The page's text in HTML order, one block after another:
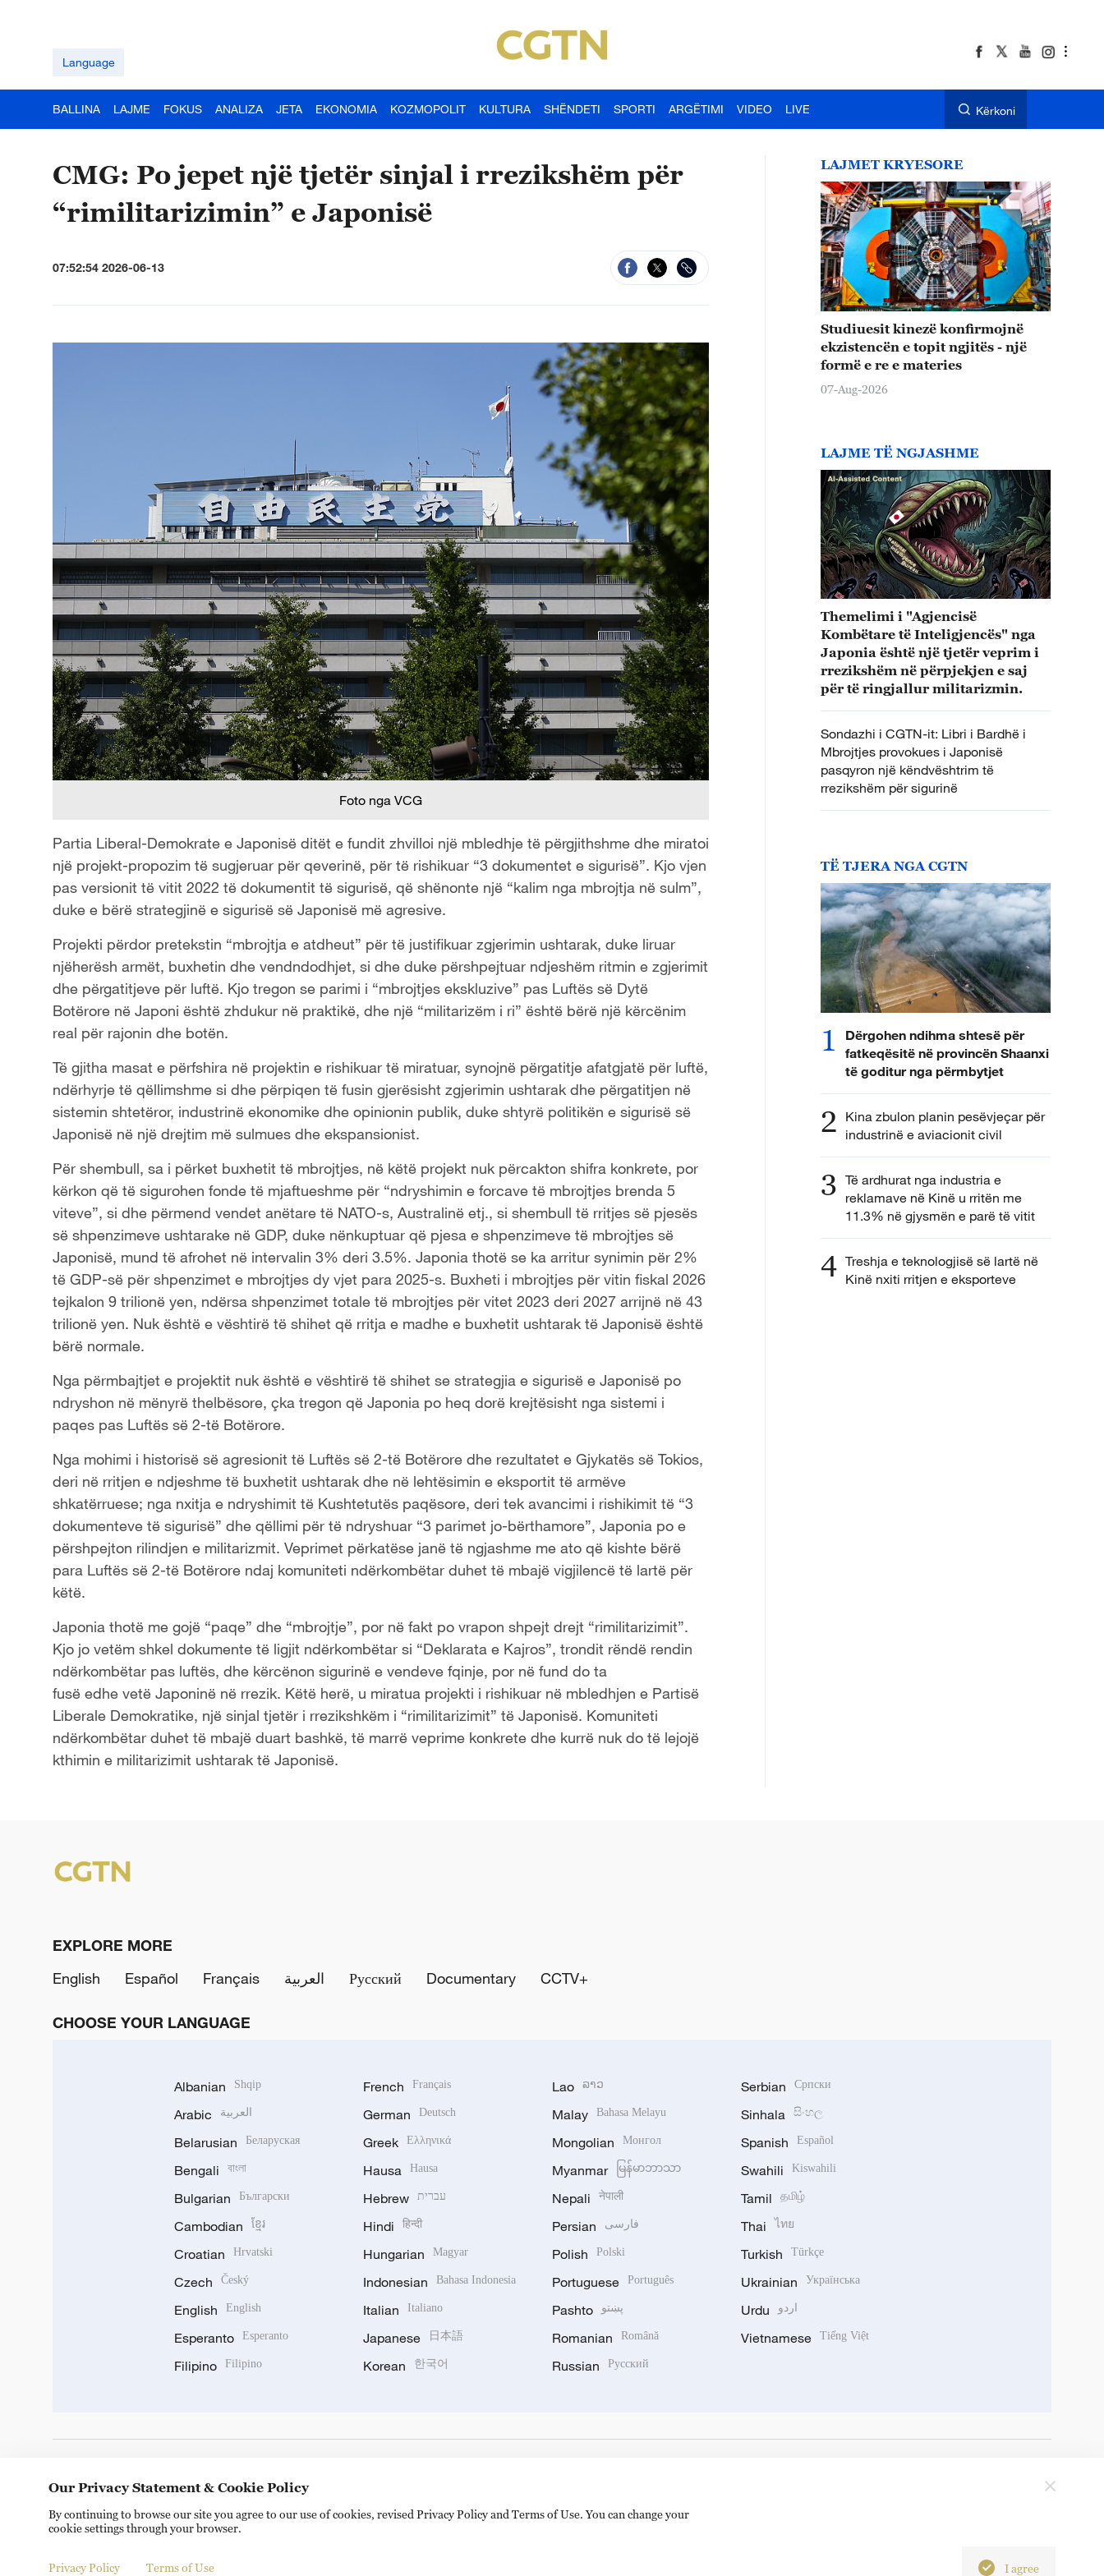
Language
BALLINA LAJME FOKUS ANALIZA JETA EKONOMIA KOZMOPOLIT KULTURA SHËNDETI SPORTI ARGËTIMI VIDEO LIVE Kërkoni
CMG: Po jepet një tjetër sinjal i rrezikshëm për
“rimilitarizimin” e Japonisë
07:52:54 2026-06-13
Foto nga VCG
Partia Liberal-Demokrate e Japonisë ditët e fundit zhvilloi një mbledhje të përgjithshme dhe miratoi
një projekt-propozim të sugjeruar për qeverinë, për të rishikuar “3 dokumentet e sigurisë”. Kjo vjen
pas versionit të vitit 2022 të dokumentit të sigurisë, që shënonte një “kalim nga mbrojtja në sulm”,
duke e bërë strategjinë e sigurisë së Japonisë më agresive.
Projekti përdor pretekstin “mbrojtja e atdheut” për të justifikuar zgjerimin ushtarak, duke liruar
njëherësh armët, buxhetin dhe vendndodhjet, si dhe duke përshpejtuar ndjeshëm ritmin e zgjerimit
dhe përgatitjeve për luftë. Kjo tregon se parimi i “mbrojtjes ekskluzive” pas Luftës së Dytë
Botërore në Japoni është zhdukur në praktikë, dhe një “militarizëm i ri” është bërë një kërcënim
real për rajonin dhe botën.
Të gjitha masat e përfshira në projektin e rishikuar të miratuar, synojnë përgatitje afatgjatë për luftë,
ndërhyrje të qëllimshme si dhe përpiqen të fusin gjerësisht zgjerimin ushtarak dhe përgatitjen në
sistemin shtetëror, industrinë ekonomike dhe opinionin publik, duke shtyrë politikën e sigurisë së
Japonisë në një drejtim më sulmues dhe ekspansionist.
Për shembull, sa i përket buxhetit të mbrojtjes, në këtë projekt nuk përcakton shifra konkrete, por
kërkon që të sigurohen fonde të mjaftueshme për “ndryshimin e forcave të mbrojtjes brenda 5
viteve”, si dhe përmend vendet anëtare të NATO-s, Australinë etj., si shembull të rritjes së pjesës
së shpenzimeve ushtarake në GDP, duke nënkuptuar që pjesa e shpenzimeve të mbrojtjes së
Japonisë, mund të afrohet në intervalin 3% deri 3.5%. Japonia thotë se ka arritur synimin për 2%
të GDP-së për shpenzimet e mbrojtjes dy vjet para 2025-s. Buxheti i mbrojtjes për vitin fiskal 2026
tejkalon 9 trilionë yen, ndërsa shpenzimet totale të mbrojtjes për vitet 2023 deri 2027 arrijnë në 43
trilionë yen. Nuk është e vështirë të shihet që rritja e madhe e buxhetit ushtarak të Japonisë është
bërë normale.
Nga përmbajtjet e projektit nuk është e vështirë të shihet se strategjia e sigurisë e Japonisë po
ndryshon në mënyrë thelbësore, çka tregon që Japonia po heq dorë krejtësisht nga sistemi i
paqes pas Luftës së 2-të Botërore.
Nga mohimi i historisë së agresionit të Luftës së 2-të Botërore dhe rezultatet e Gjykatës së Tokios,
deri në rritjen e ndjeshme të buxhetit ushtarak dhe në lehtësimin e eksportit të armëve
shkatërruese; nga nxitja e ndryshimit të Kushtetutës paqësore, deri tek avancimi i rishikimit të “3
dokumenteve të sigurisë” dhe qëllimi për të ndryshuar “3 parimet jo-bërthamore”, Japonia po e
përshpejton rilindjen e militarizmit. Veprimet përkatëse janë të ngjashme me ato që kishte bërë
para Luftës së 2-të Botërore ndaj komuniteti ndërkombëtar duhet të mbajë vigjilencë të lartë për
këtë.
Japonia thotë me gojë “paqe” dhe “mbrojtje”, por në fakt po vrapon shpejt drejt “rimilitarizimit”.
Kjo jo vetëm shkel dokumente të ligjit ndërkombëtar si “Deklarata e Kajros”, trondit rëndë rendin
ndërkombëtar pas luftës, dhe kërcënon sigurinë e vendeve fqinje, por në fund do ta
fusë edhe vetë Japoninë në rrezik. Këtë herë, u miratua projekti i rishikuar në mbledhjen e Partisë
Liberale Demokratike, një sinjal tjetër i rrezikshkëm i “rimilitarizimit” të Japonisë. Komuniteti
ndërkombëtar duhet të mbajë duart bashkë, të marrë veprime konkrete dhe kurrë nuk do të lejojë
kthimin e militarizimit ushtarak të Japonisë.
LAJMET KRYESORE
Studiuesit kinezë konfirmojnë
ekzistencën e topit ngjitës - një
formë e re e materies
07-Aug-2026
LAJME TË NGJASHME
Themelimi i "Agjencisë
Kombëtare të Inteligjencës" nga
Japonia është një tjetër veprim i
rrezikshëm në përpjekjen e saj
për të ringjallur militarizmin.
Sondazhi i CGTN-it: Libri i Bardhë i
Mbrojtjes provokues i Japonisë
pasqyron një këndvështrim të
rrezikshëm për sigurinë
TË TJERA NGA CGTN
1
Dërgohen ndihma shtesë për
fatkeqësitë në provincën Shaanxi
të goditur nga përmbytjet
2 Kina zbulon planin pesëvjeçar për
industrinë e aviacionit civil
3 Të ardhurat nga industria e
reklamave në Kinë u rritën me
11.3% në gjysmën e parë të vitit
4 Treshja e teknologjisë së lartë në
Kinë nxiti rritjen e eksporteve
EXPLORE MORE
English
Español Français العربية Русский Documentary CCTV+
CHOOSE YOUR LANGUAGE
Albanian Shqip
Arabic العربية
Belarusian Беларуская
Bengali বাংলা
Bulgarian Български
Cambodian ខ្មែរ
Croatian Hrvatski
Czech Český
English English
Esperanto Esperanto
Filipino Filipino
French Français
German Deutsch
Greek Ελληνικά
Hausa Hausa
Hebrew עברית
Hindi हिन्दी
Hungarian Magyar
Indonesian Bahasa Indonesia
Italian Italiano
Japanese 日本語
Korean 한국어
Lao ລາວ
Malay Bahasa Melayu
Mongolian Монгол
Myanmar မြန်မာဘာသာ
Nepali नेपाली
Persian فارسی
Polish Polski
Portuguese Português
Pashto پښتو
Romanian Română
Russian Русский
Serbian Српски
Sinhala සිංහල
Spanish Español
Swahili Kiswahili
Tamil தமிழ்
Thai ไทย
Turkish Türkçe
Ukrainian Українська
Urdu اردو
Vietnamese Tiếng Việt
Copyright © 2024 CGTN. 京ICP备20000184号
Our Privacy Statement & Cookie Policy
By continuing to browse our site you agree to our use of cookies, revised Privacy Policy and Terms of Use. You can change your
cookie settings through your browser.
Privacy Policy Terms of Use I agree